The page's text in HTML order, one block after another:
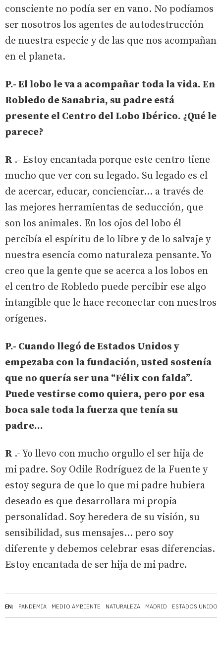
EN: PANDEMIA MEDIO AMBIENTE NATURALEZA MADRID ESTADOS UNIDOS
consciente no podía ser en vano. No podíamos
ser nosotros los agentes de autodestrucción
de nuestra especie y de las que nos acompañan
en el planeta.
P.- El lobo le va a acompañar toda la vida. En
Robledo de Sanabria, su padre está
presente el Centro del Lobo Ibérico. ¿Qué le
parece?
R .- Estoy encantada porque este centro tiene
mucho que ver con su legado. Su legado es el
de acercar, educar, concienciar… a través de
las mejores herramientas de seducción, que
son los animales. En los ojos del lobo él
percibía el espíritu de lo libre y de lo salvaje y
nuestra esencia como naturaleza pensante. Yo
creo que la gente que se acerca a los lobos en
el centro de Robledo puede percibir ese algo
intangible que le hace reconectar con nuestros
orígenes.
P.- Cuando llegó de Estados Unidos y
empezaba con la fundación, usted sostenía
que no quería ser una “Félix con falda”.
Puede vestirse como quiera, pero por esa
boca sale toda la fuerza que tenía su
padre…
R .- Yo llevo con mucho orgullo el ser hija de
mi padre. Soy Odile Rodríguez de la Fuente y
estoy segura de que lo que mi padre hubiera
deseado es que desarrollara mi propia
personalidad. Soy heredera de su visión, su
sensibilidad, sus mensajes… pero soy
diferente y debemos celebrar esas diferencias.
Estoy encantada de ser hija de mi padre.